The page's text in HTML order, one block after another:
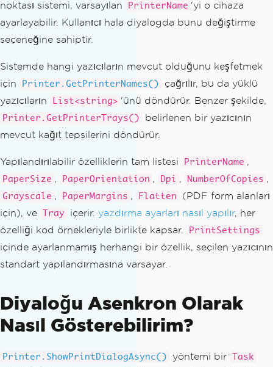
noktası sistemi, varsayılan PrinterName 'yi o cihaza
ayarlayabilir. Kullanıcı hala diyalogda bunu değiştirme
seçeneğine sahiptir.
Sistemde hangi yazıcıların mevcut olduğunu keşfetmek
için
Printer.GetPrinterNames()
çağrılır, bu da yüklü
yazıcıların
List<string> 'ünü döndürür. Benzer şekilde,
Printer.GetPrinterTrays()
belirlenen bir yazıcının
mevcut kağıt tepsilerini döndürür.
Yapılandırılabilir özelliklerin tam listesi PrinterName ,
PaperSize , PaperOrientation , Dpi , NumberOfCopies ,
Grayscale , PaperMargins , Flatten
(PDF form alanları
için), ve
Tray içerir. yazdırma ayarları nasıl yapılır, her
özelliği kod örnekleriyle birlikte kapsar.
PrintSettings
içinde ayarlanmamış herhangi bir özellik, seçilen yazıcının
standart yapılandırmasına varsayar.
Diyaloğu Asenkron Olarak
Nasıl Gösterebilirim?
Printer.ShowPrintDialogAsync() yöntemi bir Task